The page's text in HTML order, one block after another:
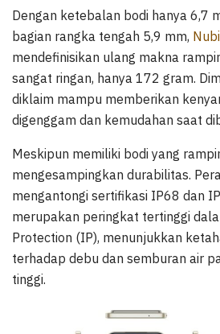
Dengan ketebalan bodi hanya 6,7
bagian rangka tengah 5,9 mm,
mendefinisikan ulang makna
sangat ringan, hanya 172 gram.
diklaim mampu memberikan
digenggam dan kemudahan saat
Meskipun memiliki bodi yang
mengesampingkan durabilitas.
mengantongi sertifikasi IP68 dan
merupakan peringkat tertinggi
Protection (IP), menunjukkan
terhadap debu dan semburan air
tinggi.